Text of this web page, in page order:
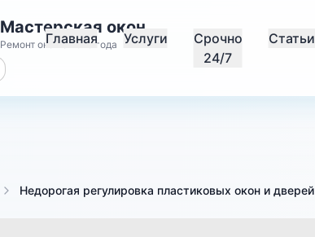
Мастерская окон
Ремонт окон с 2015 года
Главная Услуги
Срочно
24/7
Статьи
Недорогая регулировка пластиковых окон и дверей